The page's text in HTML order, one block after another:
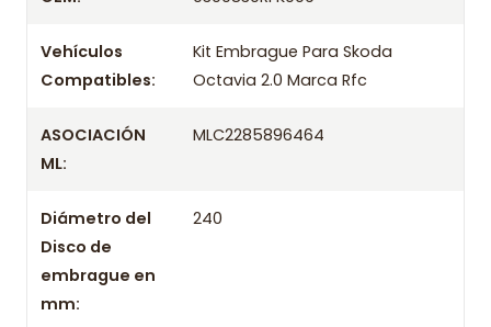
tienda previo correo de confirmación.
Vehículos
Compatibles:
Kit Embrague Para Skoda
Octavia 2.0 Marca Rfc
ASOCIACIÓN
ML:
MLC2285896464
Diámetro del
Disco de
embrague en
mm:
240